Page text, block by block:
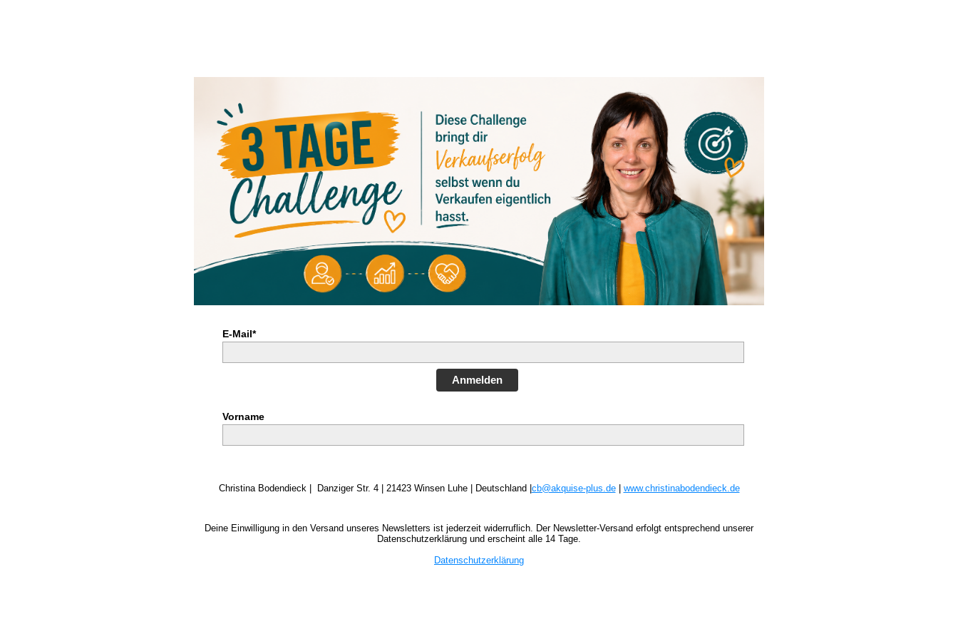
E-Mail*
Anmelden
Vorname
Christina Bodendieck | Danziger Str. 4 | 21423 Winsen Luhe | Deutschland | cb@akquise-plus.de| www.christinabodendieck.de
Deine Einwilligung in den Versand unseres Newsletters ist jederzeit widerruflich. Der Newsletter-Versand erfolgt entsprechend unserer
Datenschutzerklärung und erscheint alle 14 Tage.
Datenschutzerklärung